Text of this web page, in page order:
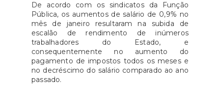
De acordo com os sindicatos da Função
Pública, os aumentos de salário de 0,9% no
mês de janeiro resultaram na subida de
escalão de rendimento de inúmeros
trabalhadores do Estado, e
consequentemente no aumento do
pagamento de impostos todos os meses e
no decréscimo do salário comparado ao ano
passado.